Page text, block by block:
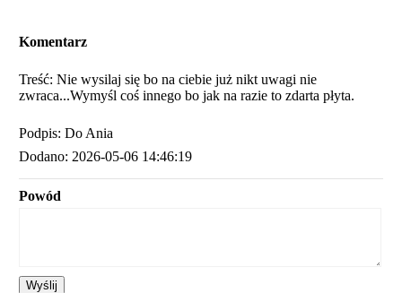
Komentarz
Treść: Nie wysilaj się bo na ciebie już nikt uwagi nie
zwraca...Wymyśl coś innego bo jak na razie to zdarta płyta.
Podpis: Do Ania
Dodano: 2026-05-06 14:46:19
Powód
Wyślij